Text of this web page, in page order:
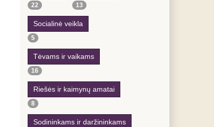
22 13
Socialinė veikla
5
Tėvams ir vaikams
16
Riešės ir kaimynų amatai
8
Sodininkams ir daržininkams